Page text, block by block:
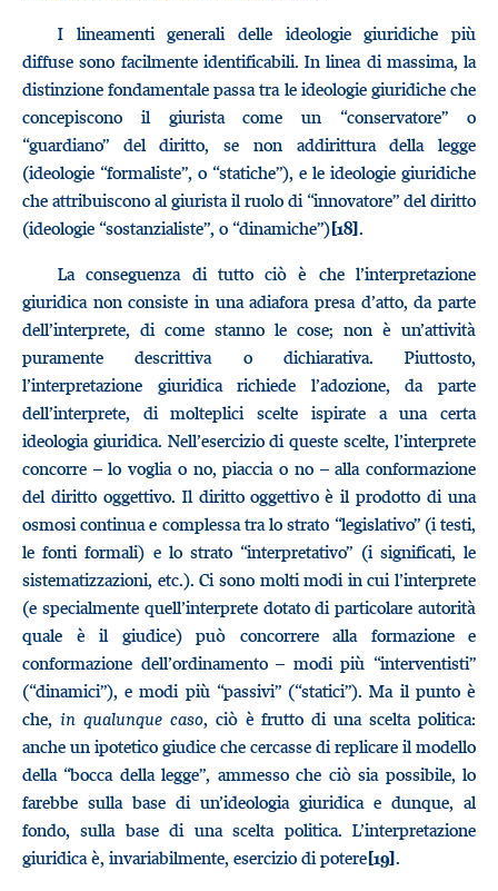
I lineamenti generali delle ideologie giuridiche più
diffuse sono facilmente identificabili. In linea di massima, la
distinzione fondamentale passa tra le ideologie giuridiche che
concepiscono il giurista come un “conservatore” o
“guardiano” del diritto, se non addirittura della legge
(ideologie “formaliste”, o “statiche”), e le ideologie giuridiche
che attribuiscono al giurista il ruolo di “innovatore” del diritto
(ideologie “sostanzialiste”, o “dinamiche”)[18].
La conseguenza di tutto ciò è che l’interpretazione
giuridica non consiste in una adiafora presa d’atto, da parte
dell’interprete, di come stanno le cose; non è un’attività
puramente descrittiva o dichiarativa. Piuttosto,
l’interpretazione giuridica richiede l’adozione, da parte
dell’interprete, di molteplici scelte ispirate a una certa
ideologia giuridica. Nell’esercizio di queste scelte, l’interprete
concorre – lo voglia o no, piaccia o no – alla conformazione
del diritto oggettivo. Il diritto oggettivo è il prodotto di una
osmosi continua e complessa tra lo strato “legislativo” (i testi,
le fonti formali) e lo strato “interpretativo” (i significati, le
sistematizzazioni, etc.). Ci sono molti modi in cui l’interprete
(e specialmente quell’interprete dotato di particolare autorità
quale è il giudice) può concorrere alla formazione e
conformazione dell’ordinamento – modi più “interventisti”
(“dinamici”), e modi più “passivi” (“statici”). Ma il punto è
che, in qualunque caso, ciò è frutto di una scelta politica:
anche un ipotetico giudice che cercasse di replicare il modello
della “bocca della legge”, ammesso che ciò sia possibile, lo
farebbe sulla base di un’ideologia giuridica e dunque, al
fondo, sulla base di una scelta politica. L’interpretazione
giuridica è, invariabilmente, esercizio di potere[19].